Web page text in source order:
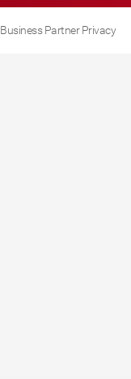
Business Partner Privacy